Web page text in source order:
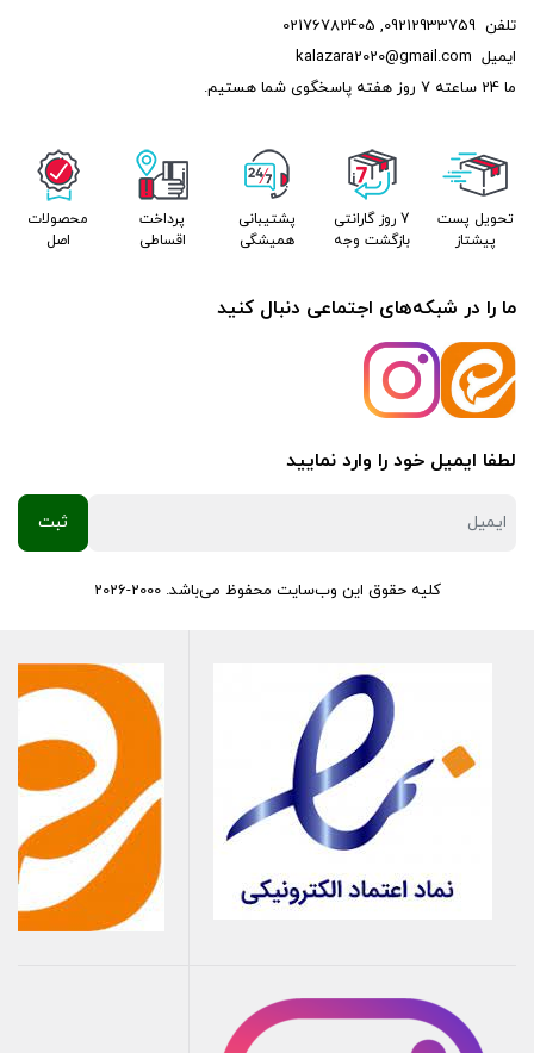
تلفن 09212933759
,
02176782405
ایمیل kalazara2020@gmail.com
ما 24 ساعته 7 روز هفته پاسخگوی شما هستیم.
تحویل پست
پیشتاز
7 روز گارانتی
بازگشت وجه
پشتیبانی
همیشگی
پرداخت
اقساطی
محصولات
اصل
ما را در شبکه‌های اجتماعی دنبال کنید
لطفا ایمیل خود را وارد نمایید
کلیه حقوق این وب‌سایت محفوظ می‌باشد. 2000-2026